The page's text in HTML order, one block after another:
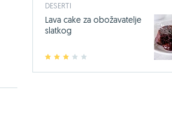
DESERTI
2 3 4
Lava cake za obožavatelje
slatkog